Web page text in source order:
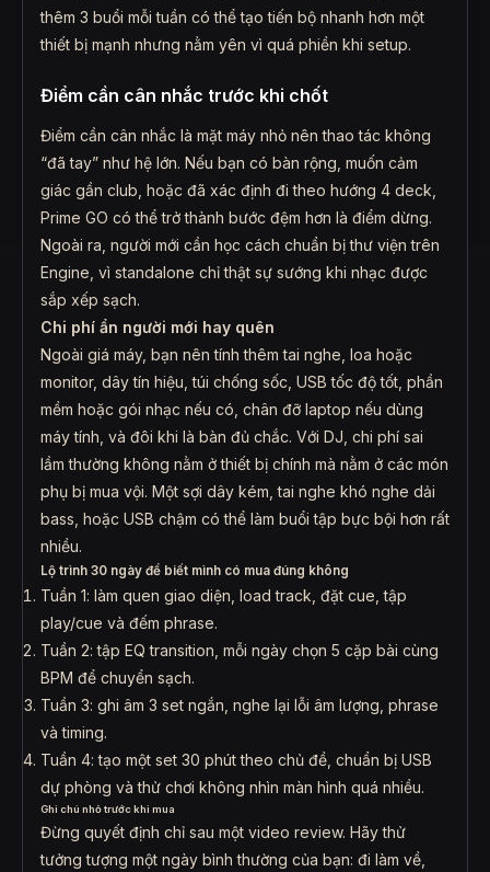
thêm 3 buổi mỗi tuần có thể tạo tiến bộ nhanh hơn một
thiết bị mạnh nhưng nằm yên vì quá phiền khi setup.
Điểm cần cân nhắc trước khi chốt
Điểm cần cân nhắc là mặt máy nhỏ nên thao tác không
“đã tay” như hệ lớn. Nếu bạn có bàn rộng, muốn cảm
giác gần club, hoặc đã xác định đi theo hướng 4 deck,
Prime GO có thể trở thành bước đệm hơn là điểm dừng.
Ngoài ra, người mới cần học cách chuẩn bị thư viện trên
Engine, vì standalone chỉ thật sự sướng khi nhạc được
sắp xếp sạch.
Chi phí ẩn người mới hay quên
Ngoài giá máy, bạn nên tính thêm tai nghe, loa hoặc
monitor, dây tín hiệu, túi chống sốc, USB tốc độ tốt, phần
mềm hoặc gói nhạc nếu có, chân đỡ laptop nếu dùng
máy tính, và đôi khi là bàn đủ chắc. Với DJ, chi phí sai
lầm thường không nằm ở thiết bị chính mà nằm ở các món
phụ bị mua vội. Một sợi dây kém, tai nghe khó nghe dải
bass, hoặc USB chậm có thể làm buổi tập bực bội hơn rất
nhiều.
Lộ trình 30 ngày để biết mình có mua đúng không
Tuần 1: làm quen giao diện, load track, đặt cue, tập
play/cue và đếm phrase.
Tuần 2: tập EQ transition, mỗi ngày chọn 5 cặp bài cùng
BPM để chuyển sạch.
Tuần 3: ghi âm 3 set ngắn, nghe lại lỗi âm lượng, phrase
và timing.
Tuần 4: tạo một set 30 phút theo chủ đề, chuẩn bị USB
dự phòng và thử chơi không nhìn màn hình quá nhiều.
Ghi chú nhỏ trước khi mua
Đừng quyết định chỉ sau một video review. Hãy thử
tưởng tượng một ngày bình thường của bạn: đi làm về,